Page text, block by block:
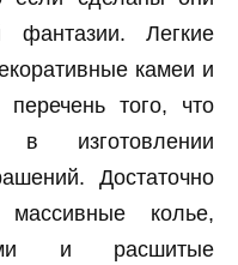
Легкие
камеи и
того, что
в изготовлении
Достаточно
колье,
и расшитые